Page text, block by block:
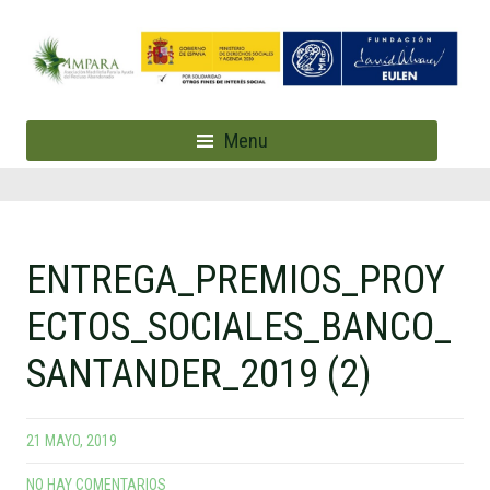
Menu
ENTREGA_PREMIOS_PROY
ECTOS_SOCIALES_BANCO_
SANTANDER_2019 (2)
21 MAYO, 2019
NO HAY COMENTARIOS